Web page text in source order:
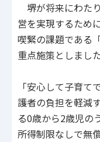
堺が将来にわた
営を実現するため
喫緊の課題である
重点施策としました
「安心して子育
護者の負担を軽減
る0歳から2歳児の
所得制限なしで無